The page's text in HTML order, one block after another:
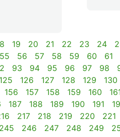
19 20 21 22 23 24
55 56 57 58 59 60 61
93 94 95 96 97 98
125 126 127 128 129 130
156 157 158 159 160
187 188 189 190 191
217 218 219 220 221
245 246 247 248 249